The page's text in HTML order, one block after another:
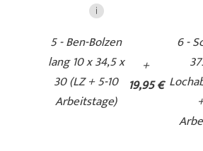
5 - Ben-Bolzen
lang 10 x 34,5 x
30 (LZ + 5-10
Arbeitstage)
+
19,95 €
6 -